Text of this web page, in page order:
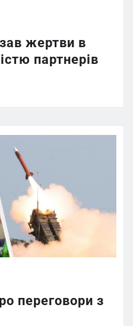
жертви в
партнерів
переговори з